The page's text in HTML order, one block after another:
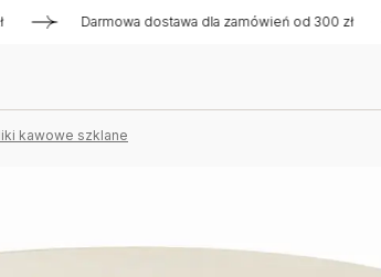
Darmowa dostawa dla zamówień od 300 zł
kawowe szklane